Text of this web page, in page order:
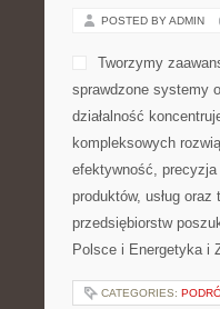
POSTED BY ADMIN
Tworzymy
sprawdzone systemy
działalność
kompleksowych
efektywność, precyzja
produktów, usług
przedsiębiorstw
Polsce i Energetyka i
CATEGORIES: